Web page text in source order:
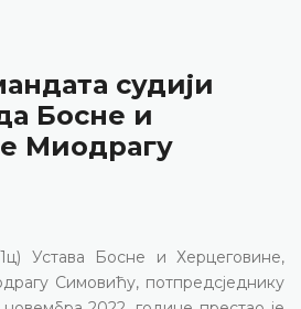
судији
Босне и
Миодрагу
Устава Босне и Херцеговине,
Симовићу, потпредсједнику